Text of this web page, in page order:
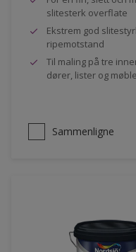
slitesterk overflate
Ekstrem god
ripemotstand
Til maling på tre
dører, lister og
Sammenligne